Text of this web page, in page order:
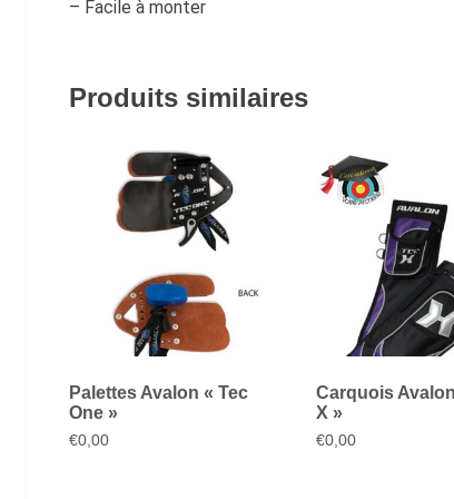
– Facile à monter
Produits similaires
Palettes Avalon « Tec
One »
€0,00
Carquois
X »
€0,00